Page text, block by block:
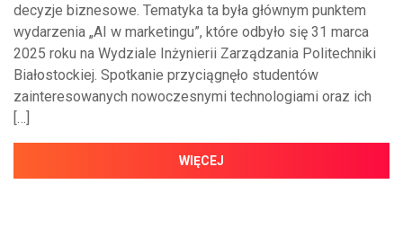
decyzje biznesowe. Tematyka ta była głównym punktem
wydarzenia „AI w marketingu”, które odbyło się 31 marca
2025 roku na Wydziale Inżynierii Zarządzania Politechniki
Białostockiej. Spotkanie przyciągnęło studentów
zainteresowanych nowoczesnymi technologiami oraz ich
[…]
WIĘCEJ